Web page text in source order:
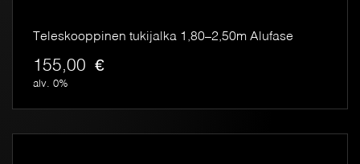
Teleskooppinen tukijalka 1,80–2,50m Alufase
155,00 €
alv. 0%